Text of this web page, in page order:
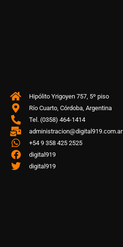
Hipólito Yrigoyen 757, 5º piso
Río Cuarto, Córdoba, Argentina
Tel. (0358) 464-1414
administracion@digital919.com.ar
+54 9 358 425 2525
digital919
digital919